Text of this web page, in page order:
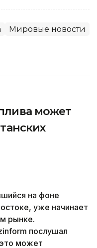
Мировые новости
может
на фоне
уже начинает
рынке.
послушал
может